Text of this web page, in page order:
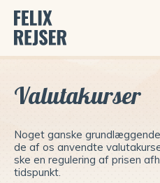
Valutakurser
Noget ganske
de af os anvendte
ske en regulering af prisen
tidspunkt.